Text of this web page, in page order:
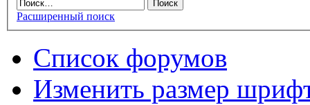
Расширенный поиск
Список форумов
Изменить размер